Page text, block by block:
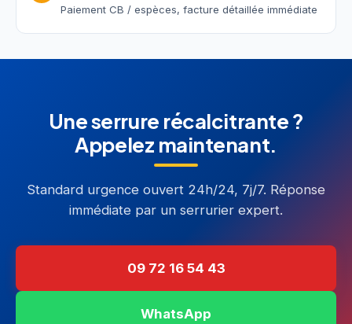
Paiement CB / espèces, facture détaillée immédiate
Une serrure récalcitrante ?
Appelez maintenant.
Standard urgence ouvert 24h/24, 7j/7. Réponse
immédiate par un serrurier expert.
09 72 16 54 43
WhatsApp